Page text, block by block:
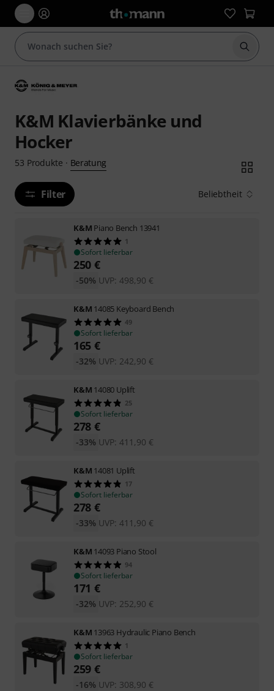
Suche
K&M Klavierbänke und
Hocker
53 Produkte · Beratung
Filter Beliebtheit
K&M Piano Bench 13941
1
Sofort lieferbar
250 €
UVP: 498,90 €
-50%
K&M 14085 Keyboard Bench
49
Sofort lieferbar
165 €
UVP: 242,90 €
-32%
K&M 14080 Uplift
25
Sofort lieferbar
278 €
UVP: 411,90 €
-33%
K&M 14081 Uplift
17
Sofort lieferbar
278 €
UVP: 411,90 €
-33%
K&M 14093 Piano Stool
94
Sofort lieferbar
171 €
UVP: 252,90 €
-32%
K&M 13963 Hydraulic Piano Bench
1
Sofort lieferbar
259 €
UVP: 308,90 €
-16%